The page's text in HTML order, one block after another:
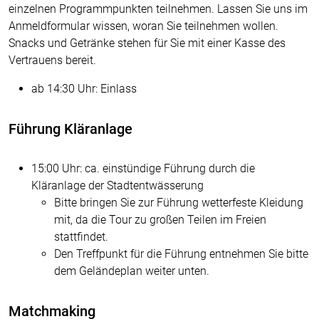
einzelnen Programmpunkten teilnehmen. Lassen Sie uns im
Anmeldformular wissen, woran Sie teilnehmen wollen.
Snacks und Getränke stehen für Sie mit einer Kasse des
Vertrauens bereit.
ab 14:30 Uhr: Einlass
Führung Kläranlage
15:00 Uhr: ca. einstündige Führung durch die
Kläranlage der Stadtentwässerung
Bitte bringen Sie zur Führung wetterfeste Kleidung
mit, da die Tour zu großen Teilen im Freien
stattfindet.
Den Treffpunkt für die Führung entnehmen Sie bitte
dem Geländeplan weiter unten.
Matchmaking